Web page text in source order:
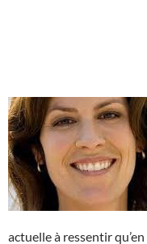
actuelle à ressentir